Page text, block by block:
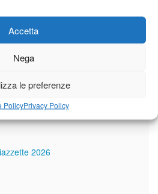
Accetta
Nega
le preferenze
PolicyPrivacy Policy
la rievocazione della corsa
patrono
2026